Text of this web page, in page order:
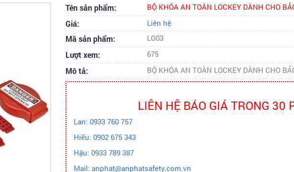
TỦ
THU
bao
VSLĐ
bao
quần
Tên sản phẩm: BỘ KHÓA AN TOÀN LOCKEY DÀNH CHO
Giá: Liên hệ
Mã sản phẩm: LG03
Lượt xem: 675
Mô tả: BỘ KHÓA AN TOÀN LOCKEY DÀNH CHO
LIÊN HỆ BÁO GIÁ TRONG 30
Lan: 0933 760 757
Hiếu: 0902 675 343
Hậu: 0933 789 387
Mail: anphat@anphatsafety.com.vn